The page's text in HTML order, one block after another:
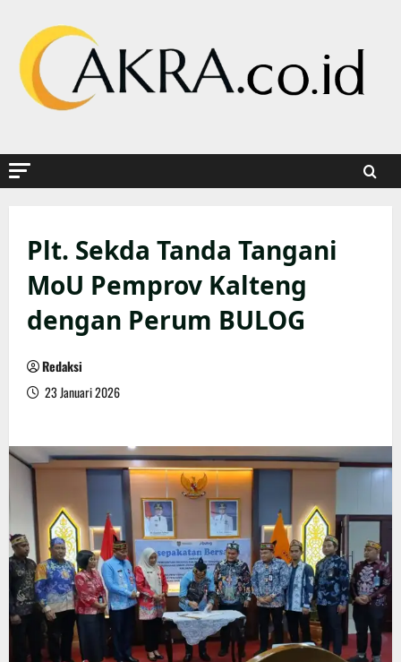
content
Plt. Sekda Tanda Tangani
MoU Pemprov Kalteng
dengan Perum BULOG
Redaksi
23 Januari 2026